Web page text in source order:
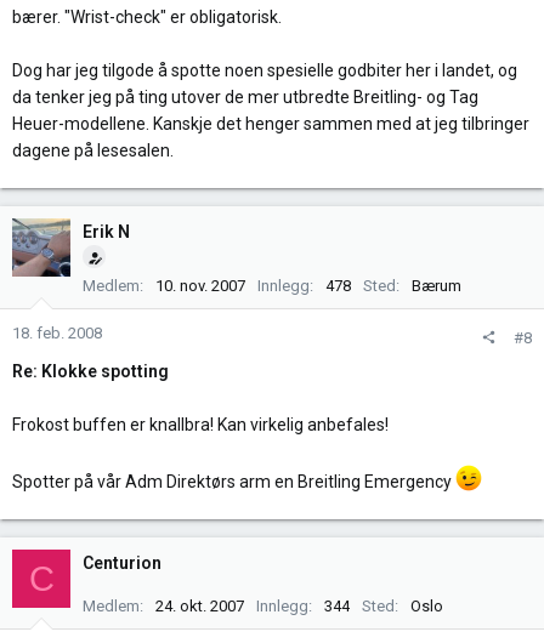
bærer. "Wrist-check" er obligatorisk.
Dog har jeg tilgode å spotte noen spesielle godbiter her i landet, og
da tenker jeg på ting utover de mer utbredte Breitling- og Tag
Heuer-modellene. Kanskje det henger sammen med at jeg tilbringer
dagene på lesesalen.
Erik N
Medlem 10. nov. 2007 Innlegg 478 Sted Bærum
18. feb. 2008 #8
Re: Klokke spotting
Frokost buffen er knallbra! Kan virkelig anbefales!
Spotter på vår Adm Direktørs arm en Breitling Emergency
C Centurion
Medlem 24. okt. 2007 Innlegg 344 Sted Oslo